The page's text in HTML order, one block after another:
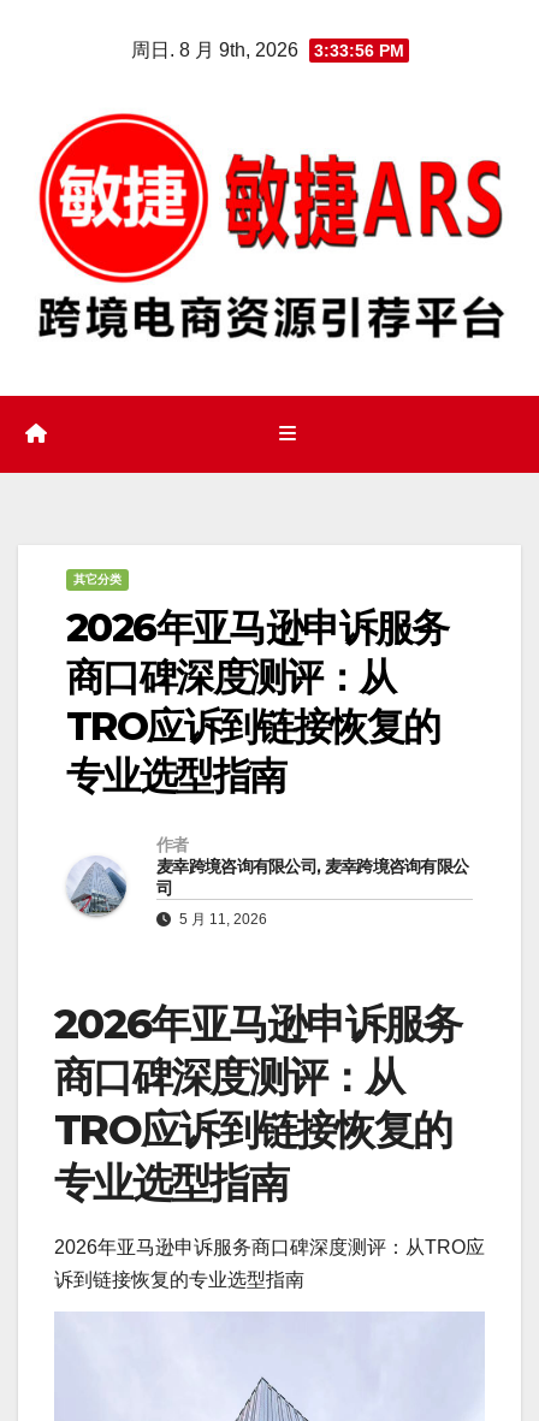
周日. 8 月 9th, 2026 3:33:57 PM
其它分类
2026年亚马逊申诉服务
商口碑深度测评：从
TRO应诉到链接恢复的
专业选型指南
作者
麦幸跨境咨询有限公司, 麦幸跨境咨询有限公
司
5 月 11, 2026
2026年亚马逊申诉服务
商口碑深度测评：从
TRO应诉到链接恢复的
专业选型指南
2026年亚马逊申诉服务商口碑深度测评：从TRO应
诉到链接恢复的专业选型指南